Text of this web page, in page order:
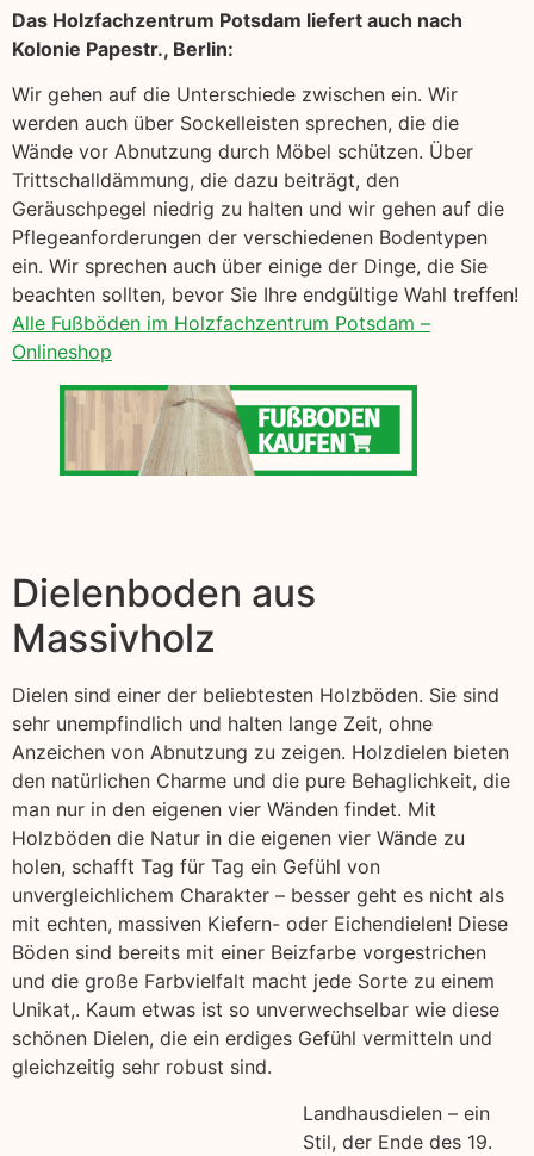
Das Holzfachzentrum Potsdam liefert auch nach
Kolonie Papestr., Berlin:
Wir gehen auf die Unterschiede zwischen ein. Wir
werden auch über Sockelleisten sprechen, die die
Wände vor Abnutzung durch Möbel schützen. Über
Trittschalldämmung, die dazu beiträgt, den
Geräuschpegel niedrig zu halten und wir gehen auf die
Pflegeanforderungen der verschiedenen Bodentypen
ein. Wir sprechen auch über einige der Dinge, die Sie
beachten sollten, bevor Sie Ihre endgültige Wahl treffen!
Alle Fußböden im Holzfachzentrum Potsdam –
Onlineshop
Dielenboden aus
Massivholz
Dielen sind einer der beliebtesten Holzböden. Sie sind
sehr unempfindlich und halten lange Zeit, ohne
Anzeichen von Abnutzung zu zeigen. Holzdielen bieten
den natürlichen Charme und die pure Behaglichkeit, die
man nur in den eigenen vier Wänden findet. Mit
Holzböden die Natur in die eigenen vier Wände zu
holen, schafft Tag für Tag ein Gefühl von
unvergleichlichem Charakter – besser geht es nicht als
mit echten, massiven Kiefern- oder Eichendielen! Diese
Böden sind bereits mit einer Beizfarbe vorgestrichen
und die große Farbvielfalt macht jede Sorte zu einem
Unikat,. Kaum etwas ist so unverwechselbar wie diese
schönen Dielen, die ein erdiges Gefühl vermitteln und
gleichzeitig sehr robust sind.
Landhausdielen – ein
Stil, der Ende des 19.